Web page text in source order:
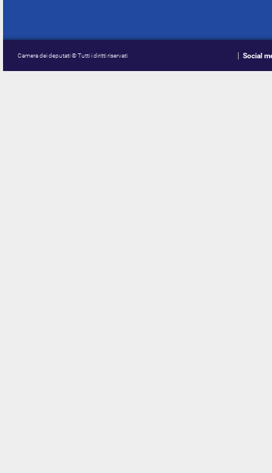
Camera dei deputati © Tutti i diritti riservati Social